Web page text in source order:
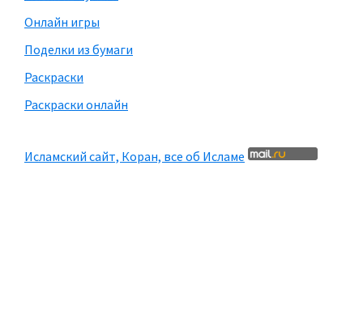
Онлайн игры
Поделки из бумаги
Раскраски
Раскраски онлайн
Исламский сайт, Коран, все об Исламе